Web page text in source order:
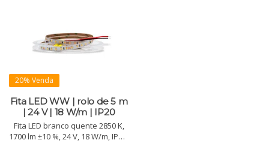
20% Venda
Fita LED WW | rolo de 5 m
| 24 V | 18 W/m | IP20
Fita LED branco quente 2850 K,
1700 lm ±10 %, 24 V, 18 W/m, IP20.